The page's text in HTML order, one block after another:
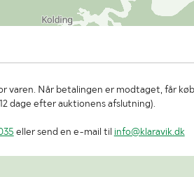
varen. Når betalingen er modtaget, får
dage efter auktionens afslutning).
eller send en e-mail til info@klaravik.dk